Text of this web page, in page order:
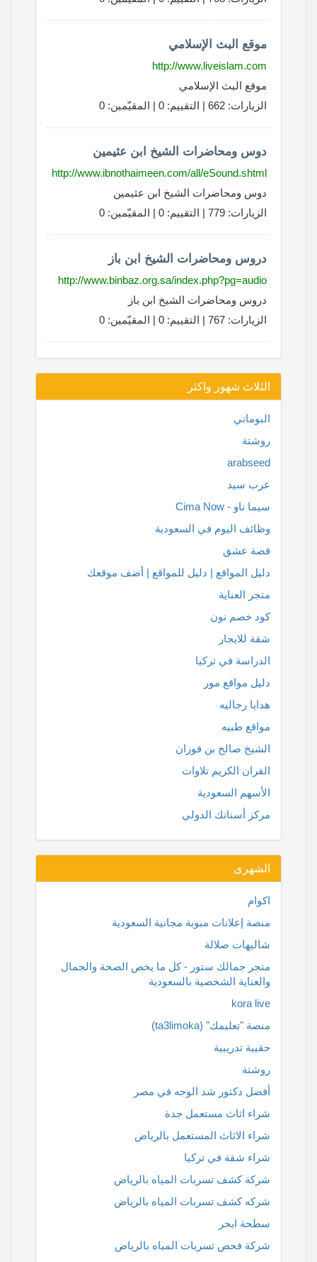
موقع البث الإسلامي
http://www.liveislam.com
موقع البث الإسلامي
الزيارات: 662 | التقييم: 0 | المقيّمين: 0
دوس ومحاضرات الشيخ ابن عثيمين
http://www.ibnothaimeen.com/all/eSound.shtml
دوس ومحاضرات الشيخ ابن عثيمين
الزيارات: 779 | التقييم: 0 | المقيّمين: 0
دروس ومحاضرات الشيخ ابن باز
http://www.binbaz.org.sa/index.php?pg=audio
دروس ومحاضرات الشيخ ابن باز
الزيارات: 767 | التقييم: 0 | المقيّمين: 0
الثلاث شهور واكثر
البوماتي
روشتة
arabseed
عرب سيد
سيما ناو - Cima Now
وظائف اليوم في السعودية
قصة عشق
دليل المواقع | دليل للمواقع | أضف موقعك
متجر العناية
كود خصم نون
شقة للايجار
الدراسة في تركيا
دليل مواقع مور
هدايا رجاليه
مواقع طبيه
الشيخ صالح بن فوزان
القران الكريم تلاوات
الأسهم السعودية
مركز أسنانك الدولي
الشهرى
اكوام
منصة إعلانات مبوبة مجانية السعودية
شاليهات صلالة
متجر جمالك ستور - كل ما يخص الصحة والجمال
والعناية الشخصية بالسعودية
kora live
منصة "تعليمك" (ta3limoka)
حقيبة تدريبية
روشتة
أفضل دكتور شد الوجه في مصر
شراء اثاث مستعمل جدة
شراء الاثاث المستعمل بالرياض
شراء شقة في تركيا
شركة كشف تسربات المياه بالرياض
شركه كشف تسربات المياه بالرياض
سطحة ابحر
شركة فحص تسربات المياه بالرياض